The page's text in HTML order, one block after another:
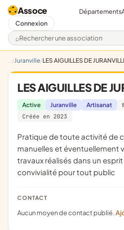
Assoce
Rechercher une association
Départements
Connexion
Juranville LES AIGUILLES DE
LES AIGUILLES DE
Active Juranville Artisanat
Créée en 2023
pratique de toute activité de couture, tricot, activités
manuelles et éventuellement
travaux réalisés dans un
convivialité pour tout public
CONTACT
Aucun moyen de contact publié.